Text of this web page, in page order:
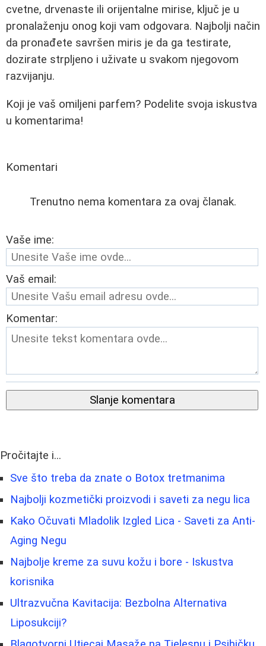
cvetne, drvenaste ili orijentalne mirise, ključ je u
pronalaženju onog koji vam odgovara. Najbolji način
da pronađete savršen miris je da ga testirate,
dozirate strpljeno i uživate u svakom njegovom
razvijanju.
Koji je vaš omiljeni parfem? Podelite svoja iskustva
u komentarima!
Komentari
Trenutno nema komentara za ovaj članak.
Vaše ime:
Vaš email:
Komentar:
Slanje komentara
Pročitajte i...
Sve što treba da znate o Botox tretmanima
Najbolji kozmetički proizvodi i saveti za negu lica
Kako Očuvati Mladolik Izgled Lica - Saveti za Anti-
Aging Negu
Najbolje kreme za suvu kožu i bore - Iskustva
korisnika
Ultrazvučna Kavitacija: Bezbolna Alternativa
Liposukciji?